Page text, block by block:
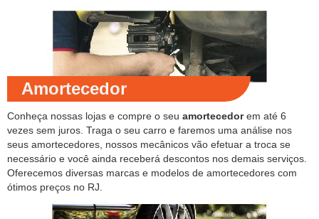
Amortecedor
Conheça nossas lojas e compre o seu amortecedorem até 6
vezes sem juros. Traga o seu carro e faremos uma análise nos
seus amortecedores, nossos mecânicos vão efetuar a troca se
necessário e você ainda receberá descontos nos demais serviços.
Oferecemos diversas marcas e modelos de amortecedores com
ótimos preços no RJ.